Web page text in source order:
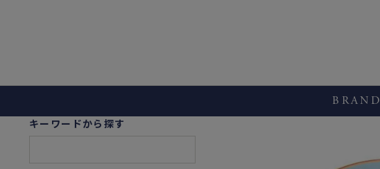
BRAND
キーワードから探す